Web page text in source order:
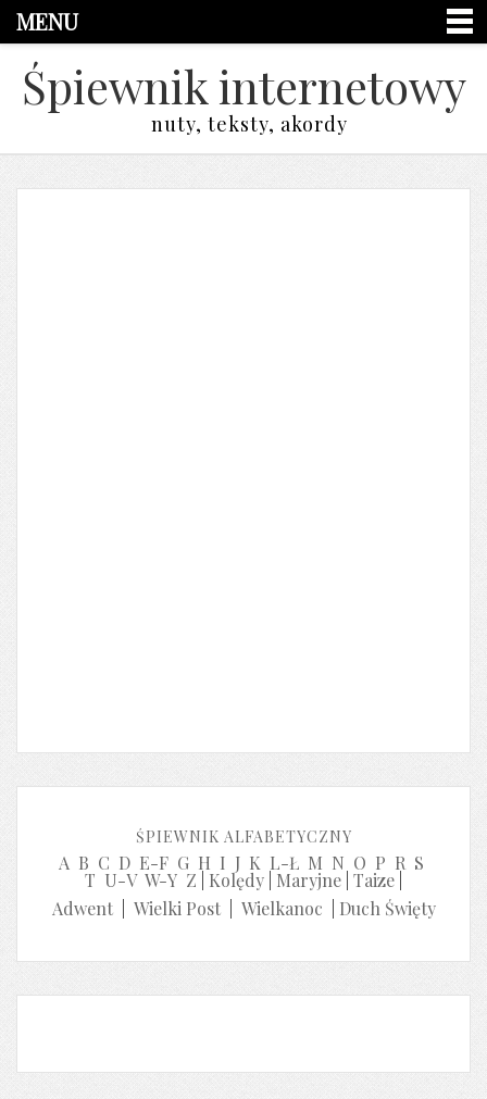
MENU
Śpiewnik internetowy
nuty, teksty, akordy
ŚPIEWNIK ALFABETYCZNY
A B C D E-F G H I J K L-Ł M N O P R S
T U-V W-Y Z Kolędy Maryjne Taize
Adwent| Wielki Post| Wielkanoc Duch Święty